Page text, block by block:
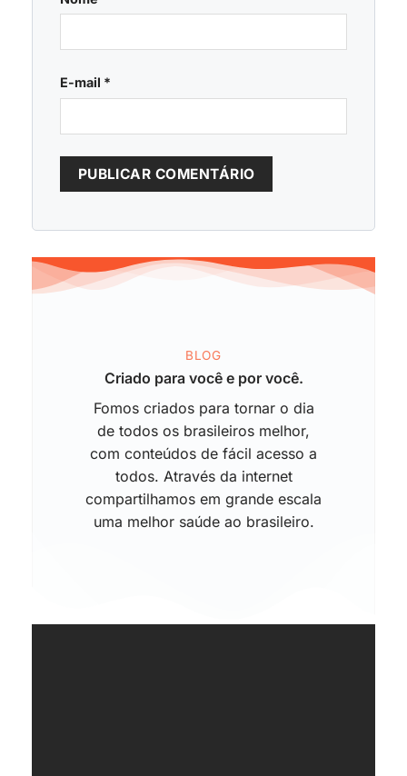
E-mail *
BLOG
Criado para você e por você.
Fomos criados para tornar o dia
de todos os brasileiros melhor,
com conteúdos de fácil acesso a
todos. Através da internet
compartilhamos em grande escala
uma melhor saúde ao brasileiro.